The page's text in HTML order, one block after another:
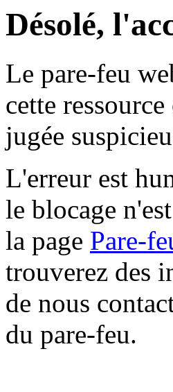
Désolé,
Le pare-feu
cette
jugée
L'erreur est
le blocage
la page Pare-
trouverez des
de nous
du pare-feu.